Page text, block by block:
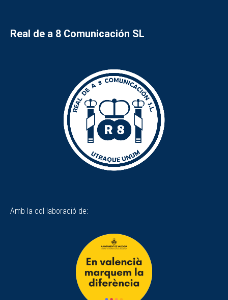
Real de a 8 Comunicación SL
Amb la col·laboració de: